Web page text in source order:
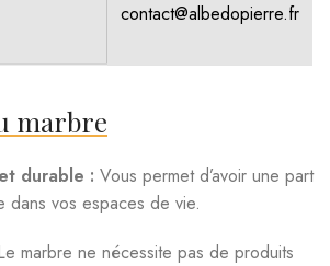
contact@albedopierre.fr
marbre
durable : Vous permet d’avoir une part
dans vos espaces de vie.
marbre ne nécessite pas de produits